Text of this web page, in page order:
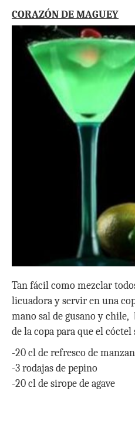
CORAZÓN DE MAGUEY
Tan fácil como mezclar
licuadora y servir en una
mano sal de gusano y
de la copa para que el cóctel
-20 cl de refresco de
-3 rodajas de pepino
-20 cl de sirope de agave